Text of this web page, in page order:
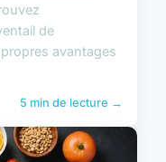
de
avantages
5 min de lecture →